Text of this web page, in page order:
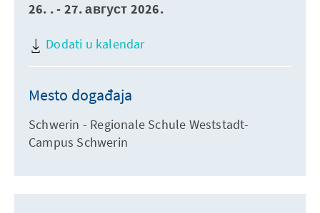
26. . - 27. август 2026.
Dodati u kalendar
Mesto događaja
Schwerin - Regionale Schule Weststadt-
Campus Schwerin